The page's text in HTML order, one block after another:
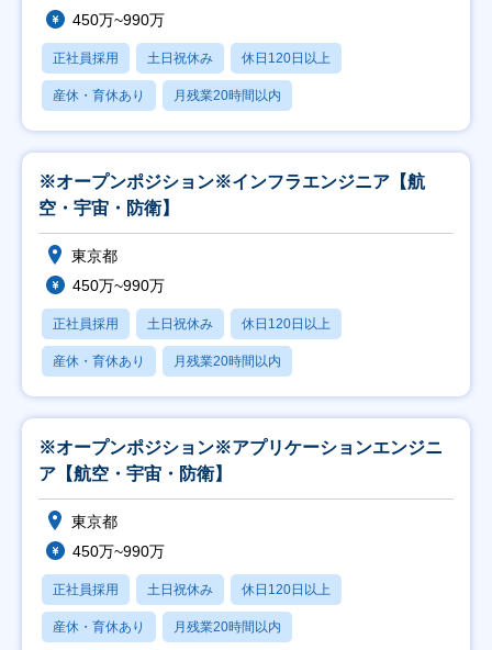
450万~990万
正社員採用 土日祝休み 休日120日以上
産休・育休あり 月残業20時間以内
※オープンポジション※インフラエンジニア【航
空・宇宙・防衛】
東京都
450万~990万
正社員採用 土日祝休み 休日120日以上
産休・育休あり 月残業20時間以内
※オープンポジション※アプリケーションエンジニ
ア【航空・宇宙・防衛】
東京都
450万~990万
正社員採用 土日祝休み 休日120日以上
産休・育休あり 月残業20時間以内